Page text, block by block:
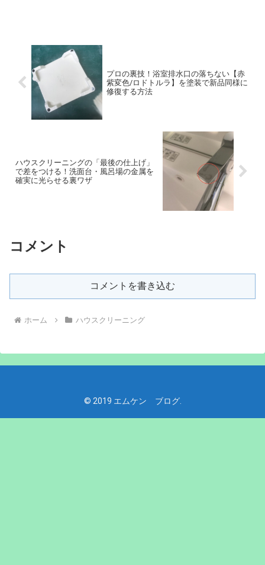
プロの裏技！浴室排水口の落ちない【赤
紫変色/ロドトルラ】を塗装で新品同様に
修復する方法
ハウスクリーニングの「最後の仕上げ」
で差をつける！洗面台・風呂場の金属を
確実に光らせる裏ワザ
コメント
コメントを書き込む
ホーム ハウスクリーニング
© 2019 エムケン ブログ.